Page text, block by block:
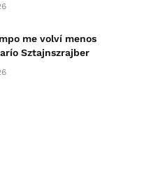
me volví menos
Sztajnszrajber